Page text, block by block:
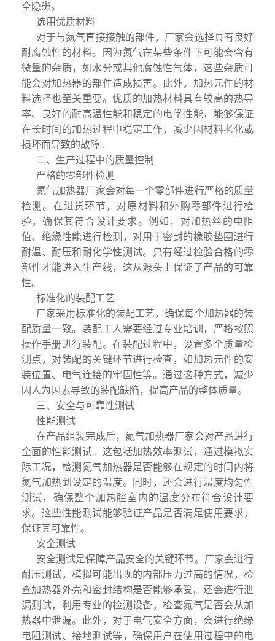
全隐患。
选用优质材料
对于与氮气直接接触的部件，厂家会选择具有良好
耐腐蚀性的材料。因为氮气在某些条件下可能会含有
微量的杂质，如水分或其他腐蚀性气体，这些杂质可
能会对加热器的部件造成损害。此外，加热元件的材
料选择也至关重要。优质的加热材料具有较高的热导
率、良好的耐高温性能和稳定的电学性能，能够保证
在长时间的加热过程中稳定工作，减少因材料老化或
损坏而导致的故障。
二、生产过程中的质量控制
严格的零部件检测
氮气加热器厂家会对每一个零部件进行严格的质量
检测。在进货环节，对原材料和外购零部件进行检
验，确保其符合设计要求。例如，对加热丝的电阻
值、绝缘性能进行检测，对用于密封的橡胶垫圈进行
耐温、耐压和耐化学性测试。只有经过检验合格的零
部件才能进入生产线，这从源头上保证了产品的可靠
性。
标准化的装配工艺
厂家采用标准化的装配工艺，确保每个加热器的装
配质量一致。装配工人需要经过专业培训，严格按照
操作手册进行装配。在装配过程中，设置多个质量检
测点，对装配的关键环节进行检查，如加热元件的安
装位置、电气连接的牢固性等。通过这种方式，减少
因人为因素导致的装配缺陷，提高产品的整体质量。
三、安全与可靠性测试
性能测试
在产品组装完成后，氮气加热器厂家会对产品进行
全面的性能测试。这包括加热效率测试，通过模拟实
际工况，检测氮气加热器是否能够在规定的时间内将
氮气加热到设定的温度。同时，还会进行温度均匀性
测试，确保整个加热腔室内的温度分布符合设计要
求。这些性能测试能够验证产品是否满足使用要求，
保证其可靠性。
安全测试
安全测试是保障产品安全的关键环节。厂家会进行
耐压测试，模拟可能出现的内部压力过高的情况，检
查加热器外壳和密封结构是否能够承受。还会进行泄
漏测试，利用专业的检测设备，检查氮气是否会从加
热器中泄漏。此外，对于电气安全方面，会进行绝缘
电阻测试、接地测试等，确保用户在使用过程中的电